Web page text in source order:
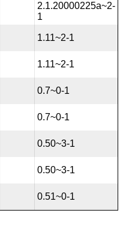
2.1.20000225a~2-
1
1.11~2-1
1.11~2-1
0.7~0-1
0.7~0-1
0.50~3-1
0.50~3-1
0.51~0-1